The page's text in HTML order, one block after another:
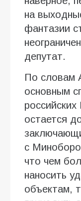
на
фантазии
депутат.
По словам
основным
остается
с
что чем
наносить
объектам,